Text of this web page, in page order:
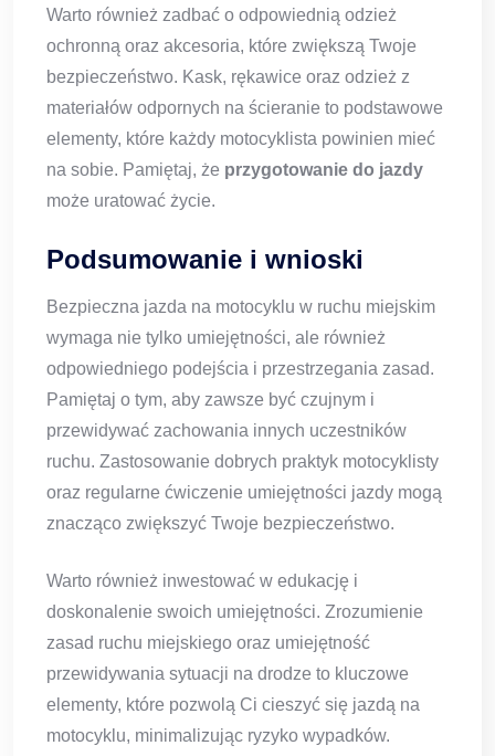
Warto również zadbać o odpowiednią odzież
ochronną oraz akcesoria, które zwiększą Twoje
bezpieczeństwo. Kask, rękawice oraz odzież z
materiałów odpornych na ścieranie to podstawowe
elementy, które każdy motocyklista powinien mieć
na sobie. Pamiętaj, że przygotowanie do jazdy
może uratować życie.
Podsumowanie i wnioski
Bezpieczna jazda na motocyklu w ruchu miejskim
wymaga nie tylko umiejętności, ale również
odpowiedniego podejścia i przestrzegania zasad.
Pamiętaj o tym, aby zawsze być czujnym i
przewidywać zachowania innych uczestników
ruchu. Zastosowanie dobrych praktyk motocyklisty
oraz regularne ćwiczenie umiejętności jazdy mogą
znacząco zwiększyć Twoje bezpieczeństwo.
Warto również inwestować w edukację i
doskonalenie swoich umiejętności. Zrozumienie
zasad ruchu miejskiego oraz umiejętność
przewidywania sytuacji na drodze to kluczowe
elementy, które pozwolą Ci cieszyć się jazdą na
motocyklu, minimalizując ryzyko wypadków.